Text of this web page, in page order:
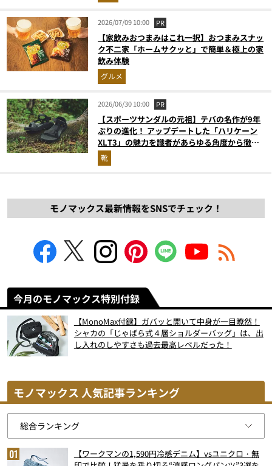
2026/07/09 10:00 PR
【家飲みおつまみはこれ一択】おつまみスナッ
ク不二家「ホームサクッと」で簡単＆極上の家
飲み体験
グルメ
2026/06/30 10:00 PR
【スポーツサンダルの元祖】テバの名作が9年
ぶりの進化！ アップデートした「ハリケーン
XLT3」の魅力を識者があらゆる角度から徹底
解説！
靴
モノマックス最新情報をSNSでチェック！
今月のモノマックス特別付録
【MonoMax付録】ガバッと開いて中身が一目瞭然！
シャカの「じゃばら式４層ショルダーバッグ」は、出
し入れのしやすさも過去最高レベルだった！
モノマックス 人気記事ランキング
【ワークマンの1,590円冷感デニム】vsユニクロ・無